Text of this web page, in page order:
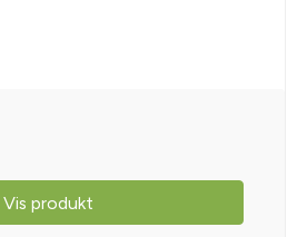
Vis produkt